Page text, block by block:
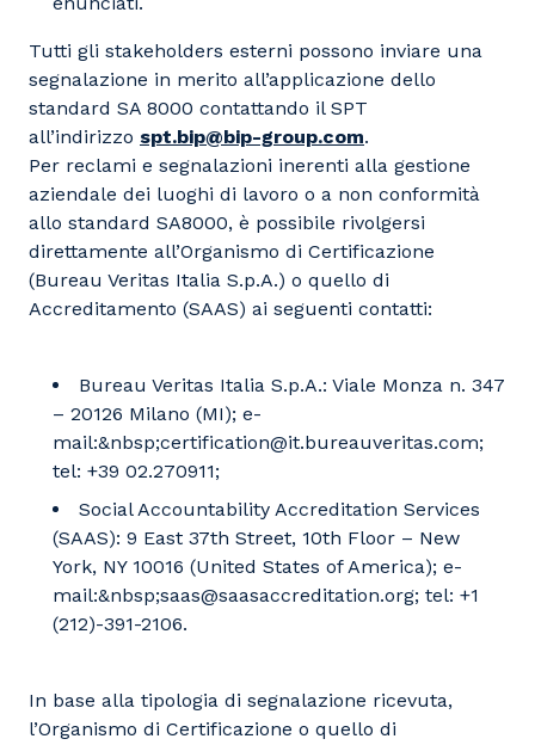
Tutti gli stakeholders esterni possono inviare una
segnalazione in merito all’applicazione dello
standard SA 8000 contattando il SPT
all’indirizzo spt.bip@bip-group.com.
Per reclami e segnalazioni inerenti alla gestione
aziendale dei luoghi di lavoro o a non conformità
allo standard SA8000, è possibile rivolgersi
direttamente all’Organismo di Certificazione
(Bureau Veritas Italia S.p.A.) o quello di
Accreditamento (SAAS) ai seguenti contatti:
Bureau Veritas Italia S.p.A.: Viale Monza n. 347
– 20126 Milano (MI); e-
mail:&nbsp;certification@it.bureauveritas.com;
tel: +39 02.270911;
Social Accountability Accreditation Services
(SAAS): 9 East 37th Street, 10th Floor – New
York, NY 10016 (United States of America); e-
mail:&nbsp;saas@saasaccreditation.org; tel: +1
(212)-391-2106.
In base alla tipologia di segnalazione ricevuta,
l’Organismo di Certificazione o quello di